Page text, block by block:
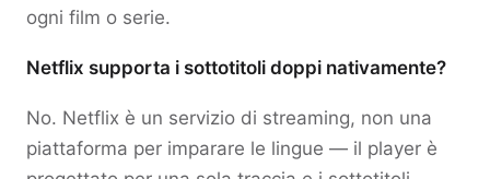
ogni film o serie.
Netflix supporta i sottotitoli doppi nativamente?
No. Netflix è un servizio di streaming, non una
piattaforma per imparare le lingue — il player è